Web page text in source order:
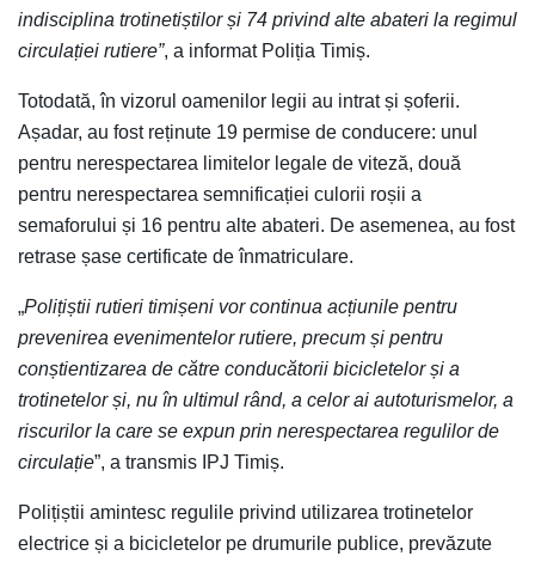
indisciplina trotinetiștilor și 74 privind alte abateri la regimul
circulației rutiere”, a informat Poliția Timiș.
Totodată, în vizorul oamenilor legii au intrat și șoferii.
Așadar, au fost reținute 19 permise de conducere: unul
pentru nerespectarea limitelor legale de viteză, două
pentru nerespectarea semnificației culorii roșii a
semaforului și 16 pentru alte abateri. De asemenea, au fost
retrase șase certificate de înmatriculare.
„Polițiștii rutieri timișeni vor continua acțiunile pentru
prevenirea evenimentelor rutiere, precum și pentru
conștientizarea de către conducătorii bicicletelor și a
trotinetelor și, nu în ultimul rând, a celor ai autoturismelor, a
riscurilor la care se expun prin nerespectarea regulilor de
circulație”, a transmis IPJ Timiș.
Polițiștii amintesc regulile privind utilizarea trotinetelor
electrice și a bicicletelor pe drumurile publice, prevăzute